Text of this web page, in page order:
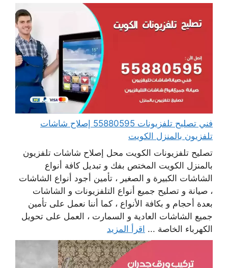
فني تصليح تلفزيونات 55880595 إصلاح شاشات
تلفزيون بالمنزل الكويت
تصليح تلفزيونات الكويت محل إصلاح شاشات تلفزيون
بالمنزل الكويت المختص بفك و تبديل كافة أنواع
الشاشات الكبيرة و الصغير ، تأمين أجود أنواع الشاشات
، صيانة و تصليح جميع أنواع التلفزيونات و الشاشات
بعدة أحجام و بكافة الأنواع ، كما أننا نعمل على تأمين
جميع الشاشات العادية و السمارت ، العمل على تحويل
الكهرباء الخاصة ... اقرأ المزيد